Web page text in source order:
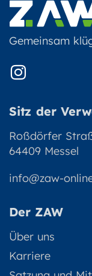
Gemeinsam
Sitz der
Roßdörfer
64409 Messel
info@zaw-
Der ZAW
Über uns
Karriere